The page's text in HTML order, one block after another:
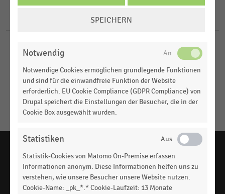
Green-Consumption-Pledge- Initiative
DEUTSCHSPRACHIGER EINZELHANDEL STATISTIK
Engagement des deutschsprachigen Handels in
Klimaschutzprojekten/-initiativen (2023)
MEHR
ANZEIGEN
Keine
Ergebnisse
gefunden
Green-
Consumption-
Pledge-
Initiative"
Bitte
handelsdaten.de, das Statistikportal zum Handel,
ist ein Angebot des EHI Retail Institute -www.ehi.org
SPEICHERN
Notwendig
Notwendige Cookies ermöglichen grundlegende Funktionen
und sind für die einwandfreie Funktion der Website
erforderlich. EU Cookie Compliance (GDPR Compliance) von
Drupal speichert die Einstellungen der Besucher, die in der
Cookie Box ausgewählt wurden.
Statistiken
Statistik-Cookies von Matomo On-Premise erfassen
Informationen anonym. Diese Informationen helfen uns zu
verstehen, wie unsere Besucher unsere Website nutzen.
Cookie-Name: _pk_*.* Cookie-Laufzeit: 13 Monate